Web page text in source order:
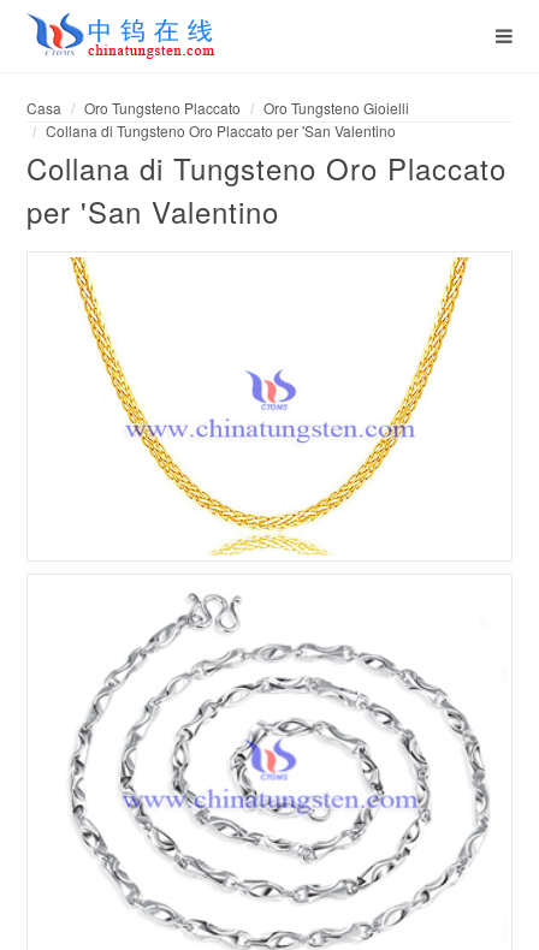
Casa Oro Tungsteno Placcato
Oro Tungsteno Gioielli
Collana di Tungsteno Oro Placcato per 'San Valentino
Collana di Tungsteno Oro Placcato
per 'San Valentino